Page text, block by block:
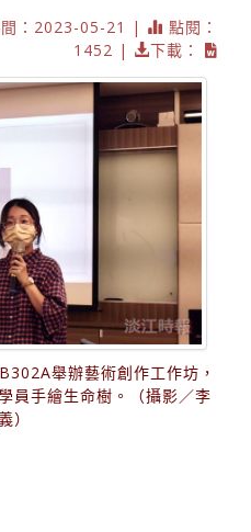
間：2023-05-21 |
點閱：
1452 |
下載：
舉辦藝術創作工作坊，
員手繪生命樹。（攝影／李
）